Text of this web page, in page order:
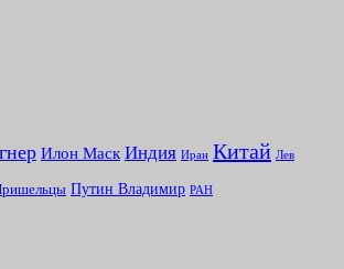
Илон Маск Индия Иран Китай Лев
Путин Владимир РАН